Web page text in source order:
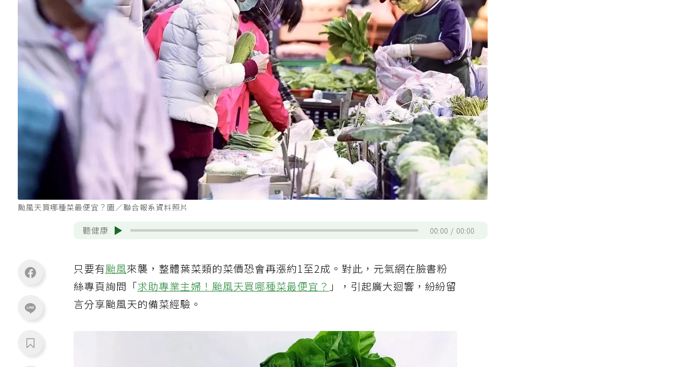
颱風天買哪種菜最便宜？圖／聯合報系資料照片
聽健康 00:00 00:00
只要有颱風來襲，整體葉菜類的菜價恐會再漲約1至2成。對此，元氣網在臉書粉
絲專頁詢問「求助專業主婦！颱風天買哪種菜最便宜？」，引起廣大迴響，紛紛留
言分享颱風天的備菜經驗。